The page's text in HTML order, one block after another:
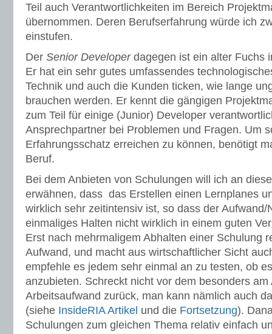
Teil auch Verantwortlichkeiten im Bereich
übernommen. Deren Berufserfahrung würde ich
einstufen.
Der Senior Developerdagegen ist ein alter Fuchs
Er hat ein sehr gutes umfassendes
Technik und auch die Kunden ticken, wie lange
brauchen werden. Er kennt die gängigen
zum Teil für einige (Junior) Developer
Ansprechpartner bei Problemen und Fragen. Um
Erfahrungsschatz erreichen zu können, benötigt
Beruf.
Bei dem Anbieten von Schulungen will ich an
erwähnen, dass das Erstellen einen Lernplanes
wirklich sehr zeitintensiv ist, so dass der Aufwand/
einmaliges Halten nicht wirklich in einem guten
Erst nach mehrmaligem Abhalten einer Schulung
Aufwand, und macht aus wirtschaftlicher Sicht
empfehle es jedem sehr einmal an zu testen, ob
anzubieten. Schreckt nicht vor dem besonders am
Arbeitsaufwand zurück, man kann nämlich auch
(siehe InsideRIA Artikel und die Fortsetzung).
Schulungen zum gleichen Thema relativ einfach